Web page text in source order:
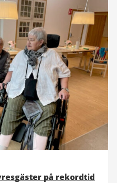
på rekordtid